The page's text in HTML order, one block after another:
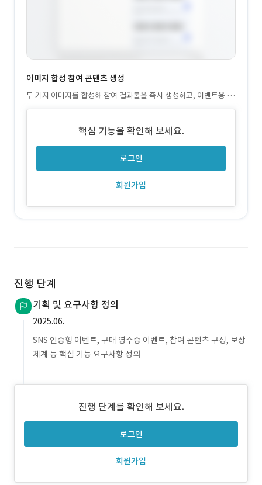
이미지 합성 참여 콘텐츠 생성
두 가지 이미지를 합성해 참여 결과물을 즉시 생성하고, 이벤트용 콘
텐츠 제작 과정을 단순화
핵심 기능을 확인해 보세요.
로그인
회원가입
진행 단계
기획 및 요구사항 정의
2025.06.
SNS 인증형 이벤트, 구매 영수증 이벤트, 참여 콘텐츠 구성, 보상
체계 등 핵심 기능 요구사항 정의
진행 단계를 확인해 보세요.
로그인
회원가입